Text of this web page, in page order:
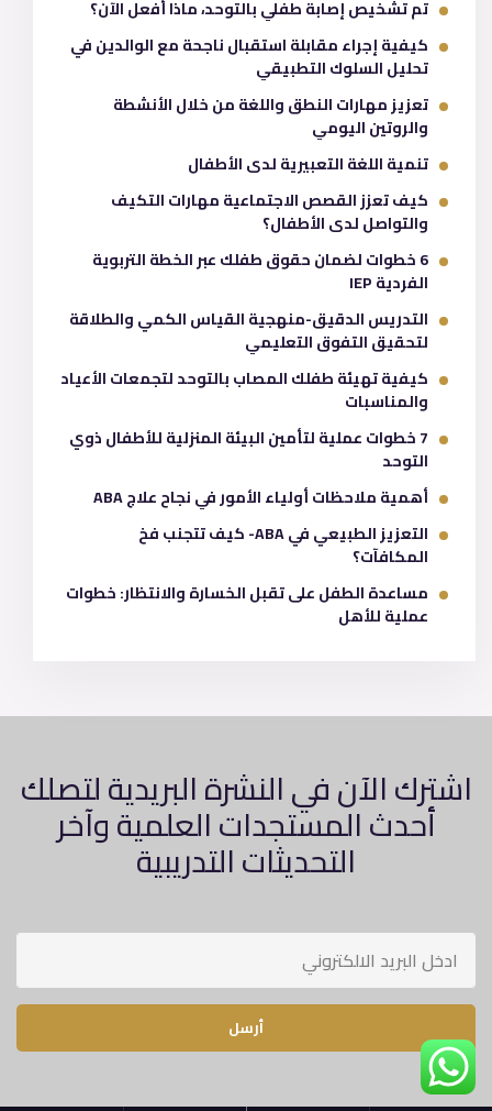
تم تشخيص إصابة طفلي بالتوحد، ماذا أفعل الآن؟
كيفية إجراء مقابلة استقبال ناجحة مع الوالدين في
تحليل السلوك التطبيقي
تعزيز مهارات النطق واللغة من خلال الأنشطة
والروتين اليومي
تنمية اللغة التعبيرية لدى الأطفال
كيف تعزز القصص الاجتماعية مهارات التكيف
والتواصل لدى الأطفال؟
6 خطوات لضمان حقوق طفلك عبر الخطة التربوية
الفردية IEP
التدريس الدقيق-منهجية القياس الكمي والطلاقة
لتحقيق التفوق التعليمي
كيفية تهيئة طفلك المصاب بالتوحد لتجمعات الأعياد
والمناسبات
7 خطوات عملية لتأمين البيئة المنزلية للأطفال ذوي
التوحد
أهمية ملاحظات أولياء الأمور في نجاح علاج ABA
التعزيز الطبيعي في ABA- كيف تتجنب فخ
المكافآت؟
مساعدة الطفل على تقبل الخسارة والانتظار: خطوات
عملية للأهل
اشترك الآن في النشرة البريدية لتصلك
أحدث المستجدات العلمية وآخر
التحديثات التدريبية
أرسل